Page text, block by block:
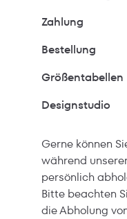
Zahlung
Bestellung
Größentabellen
Designstudio
Gerne können
während
persönlich
Bitte beachten
die Abholung